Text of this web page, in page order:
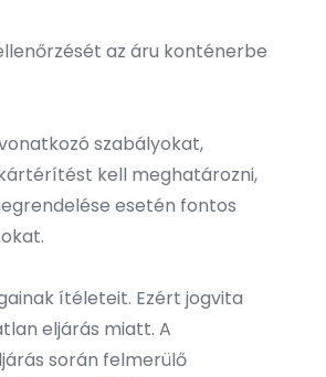
az áru konténerbe
szabályokat,
kell meghatározni,
esetén fontos
ítéleteit. Ezért jogvita
eljárás miatt. A
során felmerülő